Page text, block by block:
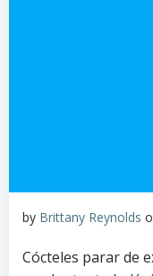
by Brittany Reynolds
Cócteles parar de